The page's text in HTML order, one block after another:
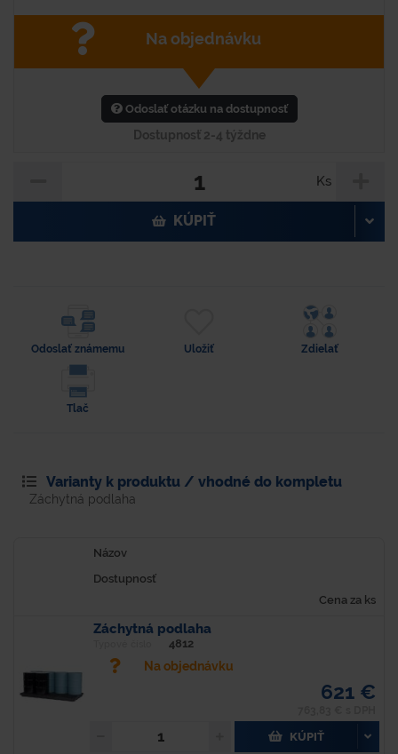
Na objednávku
Odoslať otázku na dostupnosť
Dostupnosť 2-4 týždne
Ks
KÚPIŤ
Odoslať známemu Uložiť Zdielať
Tlač
Varianty k produktu / vhodné do kompletu
Záchytná podlaha
Názov
Dostupnosť
Cena za ks
Záchytná podlaha
4812
Na objednávku
621 €
KÚPIŤ